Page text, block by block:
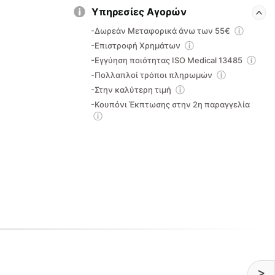
Υπηρεσίες Αγορών
-Δωρεάν Μεταφορικά άνω των 55€
-Επιστροφή Χρημάτων
-Εγγύηση ποιότητας ISO Medical 13485
-Πολλαπλοί τρόποι πληρωμών
-Στην καλύτερη τιμή
-Κουπόνι Έκπτωσης στην 2η παραγγελία